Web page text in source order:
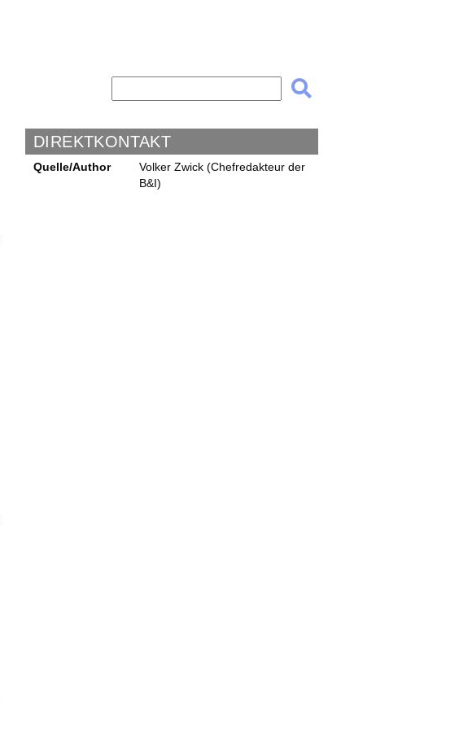
DIREKTKONTAKT
Quelle/Author
Volker Zwick (Chefredakteur der
B&I)